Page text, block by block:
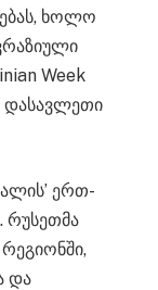
ხოლო
Week
დასავლეთი
ერთ-
რუსეთმა
და